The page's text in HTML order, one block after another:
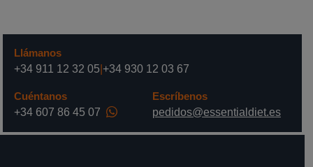
Llámanos
+34 911 12 32 05 +34 930 12 03 67
Cuéntanos
+34 607 86 45 07
Escríbenos
pedidos@essentialdiet.es